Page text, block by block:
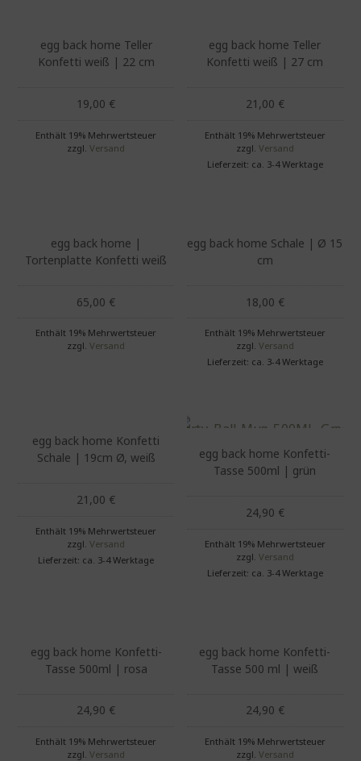
egg back home Teller
Konfetti weiß | 22 cm
19,00 €
Enthält 19% Mehrwertsteuer
zzgl.Versand
egg back home Teller
Konfetti weiß | 27 cm
21,00 €
Enthält 19% Mehrwertsteuer
zzgl. Versand
Lieferzeit: ca. 3-4 Werktage
egg back home |
Tortenplatte Konfetti weiß
65,00 €
Enthält 19% Mehrwertsteuer
zzgl.Versand
egg back home Schale | Ø 15
cm
18,00 €
Enthält 19% Mehrwertsteuer
zzgl. Versand
Lieferzeit: ca. 3-4 Werktage
egg back home Konfetti
Schale | 19cm Ø, weiß
21,00 €
Enthält 19% Mehrwertsteuer
zzgl.Versand
Lieferzeit: ca. 3-4 Werktage
egg back home Konfetti-
Tasse 500ml | grün
24,90 €
Enthält 19% Mehrwertsteuer
zzgl. Versand
Lieferzeit: ca. 3-4 Werktage
egg back home Konfetti-
Tasse 500ml | rosa
24,90 €
Enthält 19% Mehrwertsteuer
zzgl.Versand
egg back home Konfetti-
Tasse 500 ml | weiß
24,90 €
Enthält 19% Mehrwertsteuer
zzgl. Versand